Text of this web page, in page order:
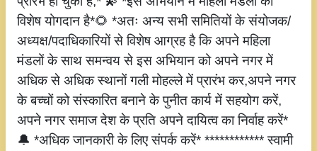
विशेष योगदान है*🌻 *अतः अन्य सभी समितियों के संयोजक/
अध्यक्ष/पदाधिकारियों से विशेष आग्रह है कि अपने महिला
मंडलों के साथ समन्वय से इस अभियान को अपने नगर में
अधिक से अधिक स्थानों गली मोहल्ले में प्रारंभ कर,अपने नगर
के बच्चों को संस्कारित बनाने के पुनीत कार्य में सहयोग करें,
अपने नगर समाज देश के प्रति अपने दायित्व का निर्वाह करें*
🔔 *अधिक जानकारी के लिए संपर्क करें* ************ स्वामी